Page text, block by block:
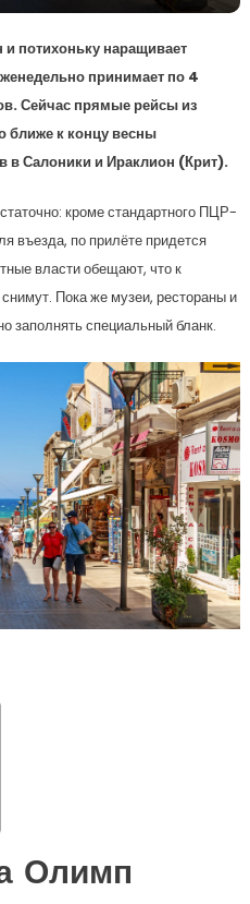
потихоньку наращивает
принимает по 4
Сейчас прямые рейсы из
ближе к концу весны
в Салоники и Ираклион (Крит).
кроме стандартного ПЦР-
въезда, по прилёте придется
власти обещают, что к
Пока же музеи, рестораны и
заполнять специальный бланк.
Олимп